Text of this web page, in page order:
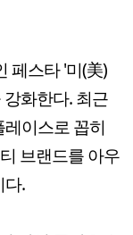
페스타 '미(美)
화한다. 최근
이스로 꼽히
브랜드를 아우
다.